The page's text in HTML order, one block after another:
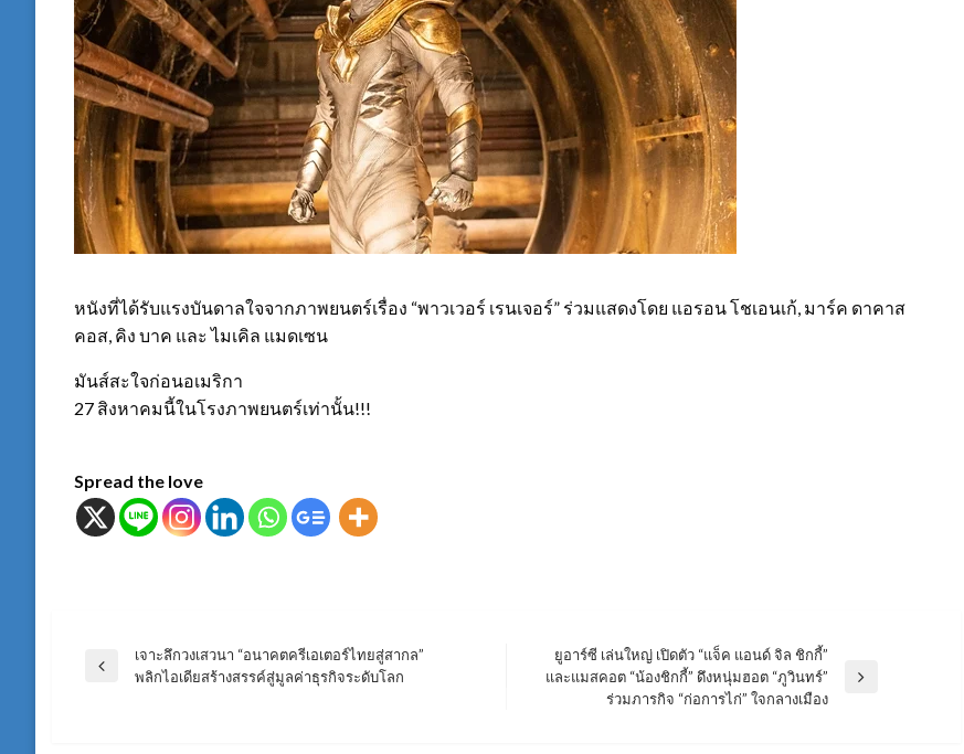
หนังที่ได้รับแรงบันดาลใจจากภาพยนตร์เรื่อง “พาวเวอร์ เรนเจอร์” ร่วมแสดงโดย แอรอน โชเอนเก้, มาร์ค ดาคาส
คอส, คิง บาค และ ไมเคิล แมดเซน
มันส์สะใจก่อนอเมริกา
27 สิงหาคมนี้ในโรงภาพยนตร์เท่านั้น!!!
Spread the love
แนะแนว
Previous
เจาะลึกวงเสวนา “อนาคตครีเอเตอร์ไทยสู่สากล”
พลิกไอเดียสร้างสรรค์สู่มูลค่าธุรกิจระดับโลก
Next
ยูอาร์ซี เล่นใหญ่ เปิดตัว “แจ็ค แอนด์ จิล ชิกกี้”
และแมสคอต “น้องชิกกี้” ดึงหนุ่มฮอต “ภูวินทร์”
ร่วมภารกิจ “ก่อการไก่” ใจกลางเมือง